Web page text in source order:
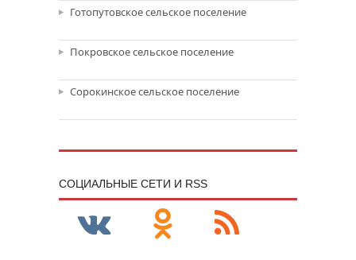
Готопутовское сельское поселение
Покровское сельское поселение
Сорокинское сельское поселение
CОЦИАЛЬНЫЕ СЕТИ И RSS